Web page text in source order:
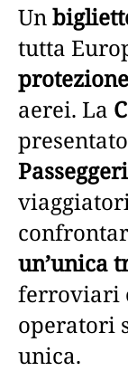
Un
tutta
protezione
aerei. La
Passeggeri
un’unica
ferroviari
operatori
unica.